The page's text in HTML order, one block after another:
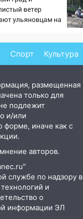
ветер
ульяновцам на
Спорт Культура
размещенная
только для
подлежит
и/или
форме, иначе как с
авторов.
службе по надзору в
и
о
информации ЭЛ